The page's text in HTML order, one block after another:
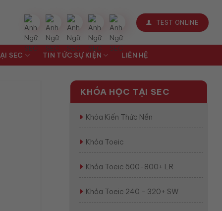
TEST ONLINE
SEC TIN TỨC SỰ KIỆN LIÊN HỆ
KHÓA HỌC TẠI SEC
Khóa Kiến Thức Nền
Khóa Toeic
Khóa Toeic 500-800+ LR
Khóa Toeic 240 - 320+ SW